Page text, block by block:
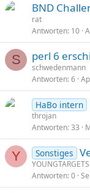
BND
rat
Antworten 10
S perl 6
schwedenmann
Antworten 6
HaBo intern
throjan
Antworten 33
Y Sonstiges
YOUNGTARGETS
Antworten 0